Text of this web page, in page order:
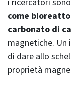
come
carbonato di
magnetiche. Un
di dare allo
proprietà